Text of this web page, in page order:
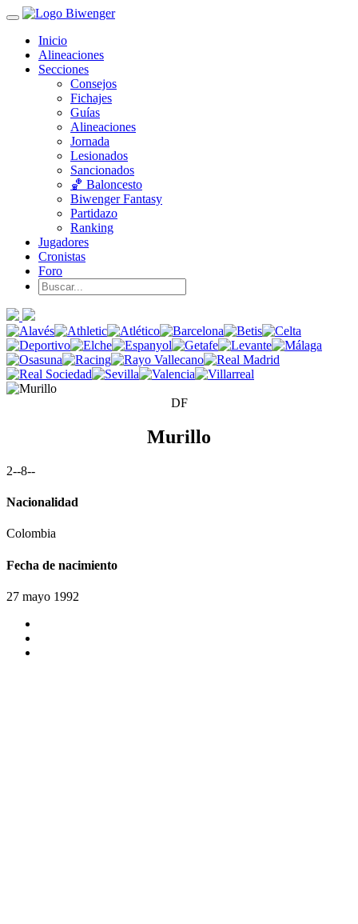
Inicio
Alineaciones
Secciones
Consejos
Fichajes
Guías
Alineaciones
Jornada
Lesionados
Sancionados
🏀 Baloncesto
Biwenger Fantasy
Partidazo
Ranking
Jugadores
Cronistas
Foro
DF
Murillo
2--8--
Nacionalidad
Colombia
Fecha de nacimiento
27 mayo 1992